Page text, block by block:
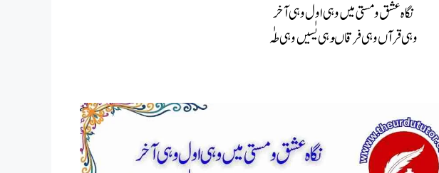
نگاہ عشق ومستی میں وہی اول وہی آخر
وہی قرآں وہی فرقاںوہی یٰسیں وہی طہٰ